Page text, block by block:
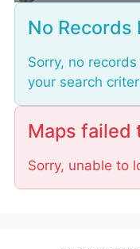
No Records
Sorry, no
your search
Maps failed
Sorry, unable to